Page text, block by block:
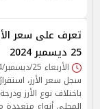
تعرف على سعر
25 ديسمبر 2024
الأربعاء 25/ديسمبر/2024 - 12:30 ص
سجل سعر الأرز،
باختلاف نوع الأرز